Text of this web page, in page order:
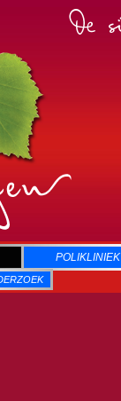
POLIKLINIEK